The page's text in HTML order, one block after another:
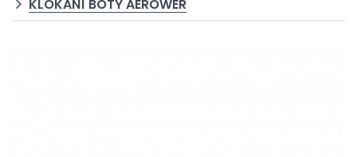
KLOKANÍ BOTY AEROWER